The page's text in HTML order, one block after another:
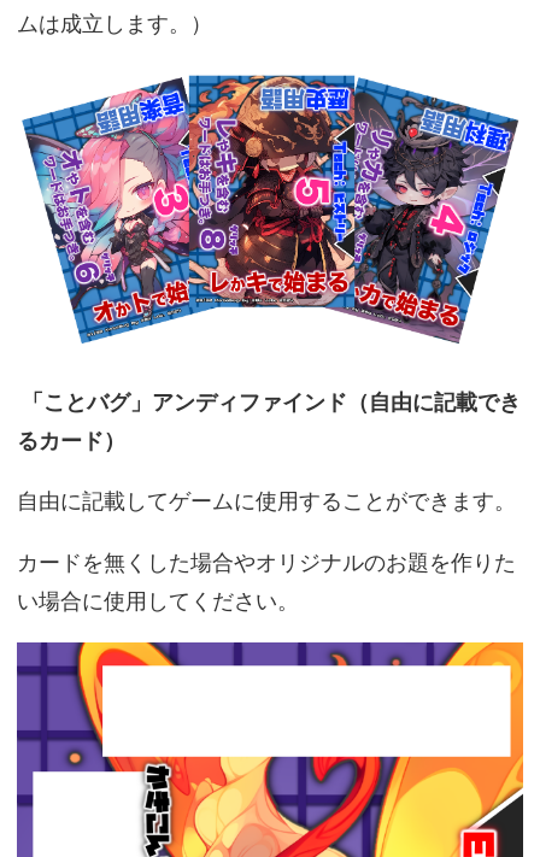
ムは成立します。）
「ことバグ」アンディファインド（自由に記載でき
るカード）
自由に記載してゲームに使用することができます。
カードを無くした場合やオリジナルのお題を作りた
い場合に使用してください。